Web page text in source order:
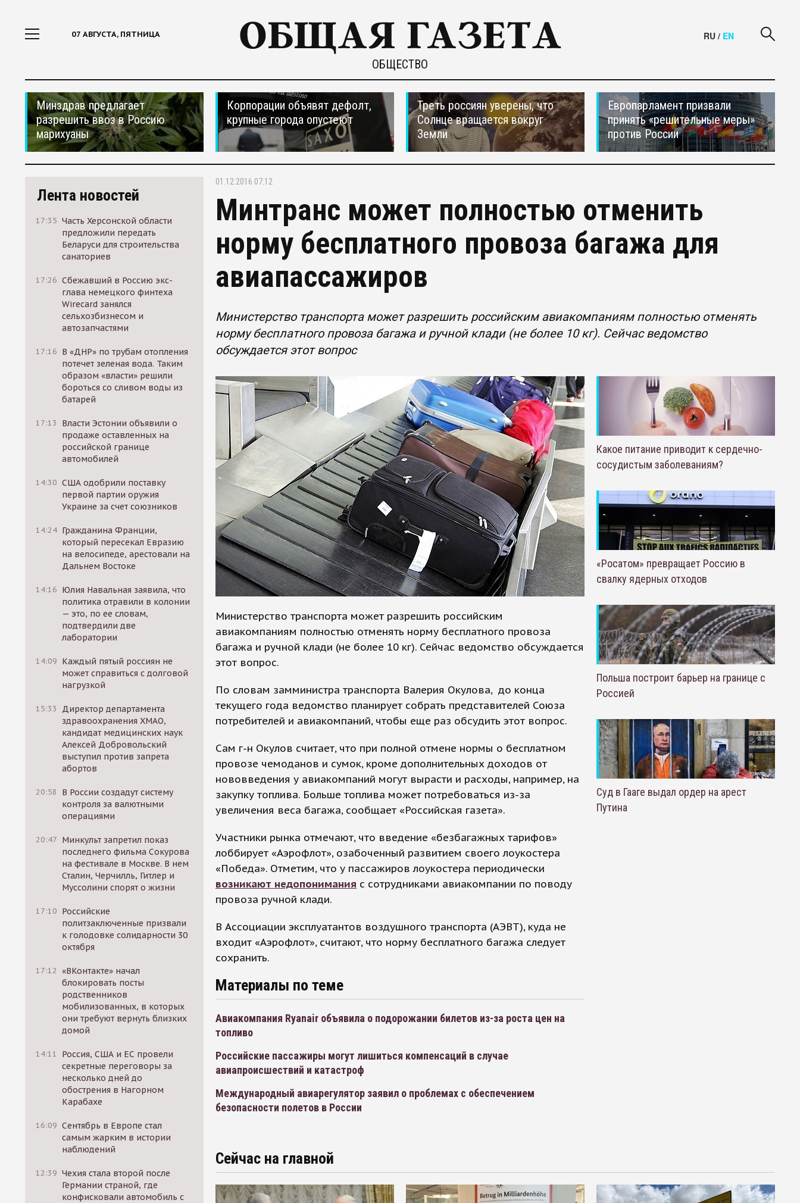
07 АВГУСТА, ПЯТНИЦА
ОБЩЕСТВО
RU / EN
Минздрав предлагает
разрешить ввоз в Россию
марихуаны
Корпорации объявят дефолт,
крупные города опустеют
Треть россиян уверены, что
Солнце вращается вокруг
Земли
Европарламент призвали
принять «решительные меры»
против России
Лента новостей
17:35 Часть Херсонской области
предложили передать
Беларуси для строительства
санаториев
17:26 Сбежавший в Россию экс-
глава немецкого финтеха
Wirecard занялся
сельхозбизнесом и
автозапчастями
17:16 В «ДНР» по трубам отопления
потечет зеленая вода. Таким
образом «власти» решили
бороться со сливом воды из
батарей
17:13
Власти Эстонии объявили о
продаже оставленных на
российской границе
автомобилей
14:30 США одобрили поставку
первой партии оружия
Украине за счет союзников
14:24 Гражданина Франции,
который пересекал Евразию
на велосипеде, арестовали на
Дальнем Востоке
14:16 Юлия Навальная заявила, что
политика отравили в колонии
— это, по ее словам,
подтвердили две
лаборатории
14:09 Каждый пятый россиян не
может справиться с долговой
нагрузкой
15:33
Директор департамента
здравоохранения ХМАО,
кандидат медицинских наук
Алексей Добровольский
выступил против запрета
абортов
20:58
В России создадут систему
контроля за валютными
операциями
20:47 Минкульт запретил показ
последнего фильма Сокурова
на фестивале в Москве. В нем
Сталин, Черчилль, Гитлер и
Муссолини спорят о жизни
17:10 Российские
политзаключенные призвали
к голодовке солидарности 30
октября
17:12 «ВКонтакте» начал
блокировать посты
родственников
мобилизованных, в которых
они требуют вернуть близких
домой
14:11
Россия, США и ЕС провели
секретные переговоры за
несколько дней до
обострения в Нагорном
Карабахе
16:09 Сентябрь в Европе стал
самым жарким в истории
наблюдений
12:39 Чехия стала второй после
Германии страной, где
конфисковали автомобиль с
01.12.2016 07:12
Минтранс может полностью отменить
норму бесплатного провоза багажа для
авиапассажиров
Министерство транспорта может разрешить российским авиакомпаниям полностью отменять
норму бесплатного провоза багажа и ручной клади (не более 10 кг). Сейчас ведомство
обсуждается этот вопрос
Министерство транспорта может разрешить российским
авиакомпаниям полностью отменять норму бесплатного провоза
багажа и ручной клади (не более 10 кг). Сейчас ведомство обсуждается
этот вопрос.
По словам замминистра транспорта Валерия Окулова, до конца
текущего года ведомство планирует собрать представителей Союза
потребителей и авиакомпаний, чтобы еще раз обсудить этот вопрос.
Сам г-н Окулов считает, что при полной отмене нормы о бесплатном
провозе чемоданов и сумок, кроме дополнительных доходов от
нововведения у авиакомпаний могут вырасти и расходы, например, на
закупку топлива. Больше топлива может потребоваться из-за
увеличения веса багажа, сообщает «Российская газета».
Участники рынка отмечают, что введение «безбагажных тарифов»
лоббирует «Аэрофлот», озабоченный развитием своего лоукостера
«Победа». Отметим, что у пассажиров лоукостера периодически
возникают недопонимания с сотрудниками авиакомпании по поводу
провоза ручной клади.
В Ассоциации эксплуатантов воздушного транспорта (АЭВТ), куда не
входит «Аэрофлот», считают, что норму бесплатного багажа следует
сохранить.
Материалы по теме
Авиакомпания Ryanair объявила о подорожании билетов из-за роста цен на
топливо
Российские пассажиры могут лишиться компенсаций в случае
авиапроисшествий и катастроф
Международный авиарегулятор заявил о проблемах с обеспечением
безопасности полетов в России
Какое питание приводит к сердечно-
сосудистым заболеваниям?
«Росатом» превращает Россию в
свалку ядерных отходов
Польша построит барьер на границе с
Россией
Суд в Гааге выдал ордер на арест
Путина
Сейчас на главной